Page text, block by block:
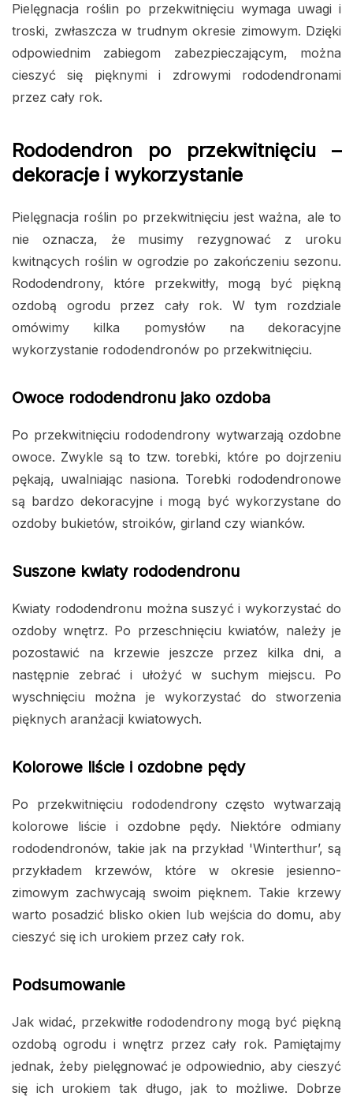
Pielęgnacja roślin po przekwitnięciu wymaga uwagi i
troski, zwłaszcza w trudnym okresie zimowym. Dzięki
odpowiednim zabiegom zabezpieczającym, można
cieszyć się pięknymi i zdrowymi rododendronami
przez cały rok.
Rododendron po przekwitnięciu –
dekoracje i wykorzystanie
Pielęgnacja roślin po przekwitnięciu jest ważna, ale to
nie oznacza, że musimy rezygnować z uroku
kwitnących roślin w ogrodzie po zakończeniu sezonu.
Rododendrony, które przekwitły, mogą być piękną
ozdobą ogrodu przez cały rok. W tym rozdziale
omówimy kilka pomysłów na dekoracyjne
wykorzystanie rododendronów po przekwitnięciu.
Owoce rododendronu jako ozdoba
Po przekwitnięciu rododendrony wytwarzają ozdobne
owoce. Zwykle są to tzw. torebki, które po dojrzeniu
pękają, uwalniając nasiona. Torebki rododendronowe
są bardzo dekoracyjne i mogą być wykorzystane do
ozdoby bukietów, stroików, girland czy wianków.
Suszone kwiaty rododendronu
Kwiaty rododendronu można suszyć i wykorzystać do
ozdoby wnętrz. Po przeschnięciu kwiatów, należy je
pozostawić na krzewie jeszcze przez kilka dni, a
następnie zebrać i ułożyć w suchym miejscu. Po
wyschnięciu można je wykorzystać do stworzenia
pięknych aranżacji kwiatowych.
Kolorowe liście i ozdobne pędy
Po przekwitnięciu rododendrony często wytwarzają
kolorowe liście i ozdobne pędy. Niektóre odmiany
rododendronów, takie jak na przykład 'Winterthur’, są
przykładem krzewów, które w okresie jesienno-
zimowym zachwycają swoim pięknem. Takie krzewy
warto posadzić blisko okien lub wejścia do domu, aby
cieszyć się ich urokiem przez cały rok.
Podsumowanie
Jak widać, przekwitłe rododendrony mogą być piękną
ozdobą ogrodu i wnętrz przez cały rok. Pamiętajmy
jednak, żeby pielęgnować je odpowiednio, aby cieszyć
się ich urokiem tak długo, jak to możliwe. Dobrze